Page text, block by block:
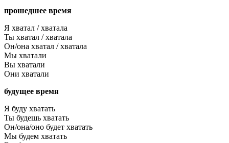
прошедшее время
Я хватал / хватала
Ты хватал / хватала
Он/она хватал / хватала
Мы хватали
Вы хватали
Они хватали
будущее время
Я буду хватать
Ты будешь хватать
Он/она/оно будет хватать
Мы будем хватать